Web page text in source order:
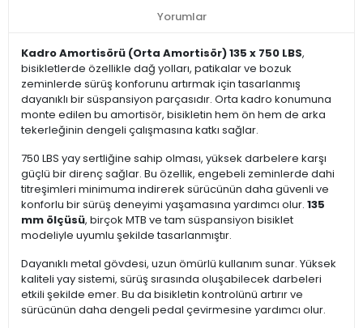
Yorumlar
Kadro Amortisörü (Orta Amortisör) 135 x 750 LBS,
bisikletlerde özellikle dağ yolları, patikalar ve bozuk
zeminlerde sürüş konforunu artırmak için tasarlanmış
dayanıklı bir süspansiyon parçasıdır. Orta kadro konumuna
monte edilen bu amortisör, bisikletin hem ön hem de arka
tekerleğinin dengeli çalışmasına katkı sağlar.
750 LBS yay sertliğine sahip olması, yüksek darbelere karşı
güçlü bir direnç sağlar. Bu özellik, engebeli zeminlerde dahi
titreşimleri minimuma indirerek sürücünün daha güvenli ve
konforlu bir sürüş deneyimi yaşamasına yardımcı olur. 135
mm ölçüsü, birçok MTB ve tam süspansiyon bisiklet
modeliyle uyumlu şekilde tasarlanmıştır.
Dayanıklı metal gövdesi, uzun ömürlü kullanım sunar. Yüksek
kaliteli yay sistemi, sürüş sırasında oluşabilecek darbeleri
etkili şekilde emer. Bu da bisikletin kontrolünü artırır ve
sürücünün daha dengeli pedal çevirmesine yardımcı olur.